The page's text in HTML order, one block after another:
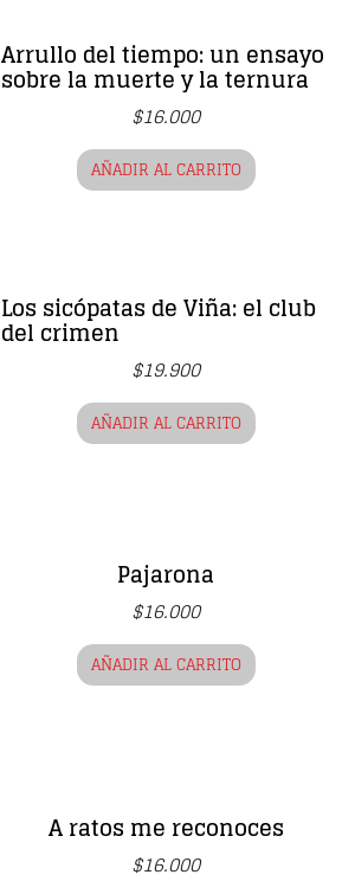
Arrullo del tiempo: un ensayo
sobre la muerte y la ternura
$16.000
AÑADIR AL CARRITO
Los sicópatas de Viña: el club
del crimen
$19.900
AÑADIR AL CARRITO
Pajarona
$16.000
AÑADIR AL CARRITO
A ratos me reconoces
$16.000